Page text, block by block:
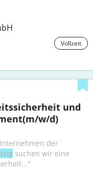
Vollzeit
und
w/d)
der
suchen wir eine